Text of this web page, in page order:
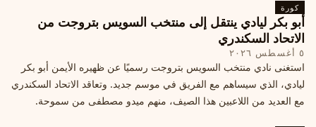
كورة
أبو بكر ليادي ينتقل إلى منتخب السويس بتروجت من
الاتحاد السكندري
٥ أغسطس ٢٠٢٦
استغنى نادي منتخب السويس بتروجت رسميًا عن ظهيره الأيمن أبو بكر
ليادي، الذي سيساهم مع الفريق في موسم جديد. وتعاقد الاتحاد السكندري
مع العديد من اللاعبين هذا الصيف، منهم ميدو مصطفى من سموحة.